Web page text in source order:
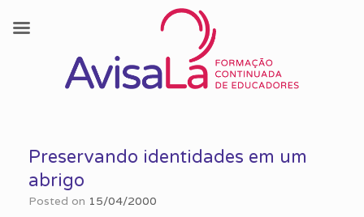
contentPreservando identidades em um
abrigo
Posted on 15/04/2000